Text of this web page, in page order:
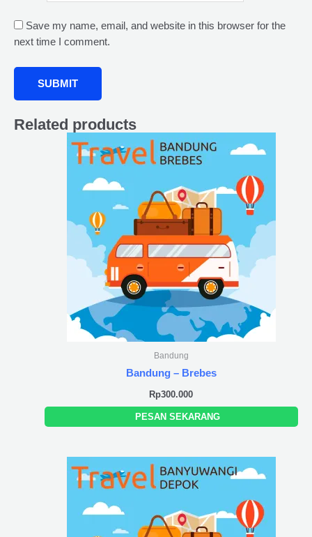
Save my name, email, and website in this browser for the
next time I comment.
Related products
Bandung
Bandung – Brebes
Rp300.000
PESAN SEKARANG